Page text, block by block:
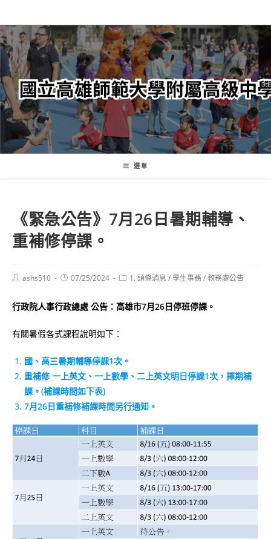
轉
至
主
內
容
選單
《緊急公告》7月26日暑期輔導、
重補修停課。
Postashs510
Post07/25/2024
Post1. 頭條消息 /學生事務/教務處公告
行政院人事行政總處 公告：高雄市7月26日停班停課。
有關暑假各式課程說明如下：
國、高三暑期輔導停課1次。
重補修 一上英文、一上數學、二上英文明日停課1次，擇期補
課。(補課時間如下表)
7月26日重補修補課時間另行通知。